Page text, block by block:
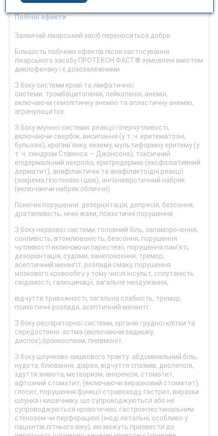
Побічні ефекти
Зазвичай лікарський засіб переноситься добре.
Більшість побічних ефектів після застосування
лікарського засобу ПРОТЕКОН ФАСТ® зумовлені вмістом
диклофенаку і є дозозалежними.
З боку системи крові та лімфатичної
системи: тромбоцитопенія, лейкопенія, анемія,
включаючи гемолітичну анемію та апластичну анемію,
агранулоцитоз.
З боку імунної системи: реакції гіперчутливості,
включаючи свербіж, висипання (у т. ч. еритематозні,
бульозні), кропив’янку, екзему, мультиформну еритему (у
т. ч. синдром Стівенса — Джонсона), токсичний
епідермальний некроліз, еритродермію (ексфоліативний
дерматит), анафілактичні та анафілактоїдні реакції
(зокрема гіпотензію і шок), ангіоневротичний набряк
(включаючи набряк обличчя).
Психічні порушення: дезорієнтація, депресія, безсоння,
дратівливість, нічні жахи, психотичні порушення.
З боку нервової системи: головний біль, запаморочення,
сонливість, втомлюваність, безсоння, порушення
чутливості включаючи парестезії, порушення пам’яті,
дезорієнтація, судоми, занепокоєння, тремор,
асептичний менінгіт, розлади смаку, порушення
мозкового кровообігу у тому числі інсульт, сплутаність
свідомості, галюцинації, загальне нездужання,
відчуття тривожності, загальна слабкість, тремор,
психотичні розлади, асептичний менінгіт.
З боку респіраторної системи, органів грудної клітки та
середостіння: астма (включаючи задишку,
диспое),бронхоспазм, пневмоніт.
З боку шлунково-кишкового тракту: абдомінальний біль,
нудота, блювання, діарея, відчуття спазмів, диспепсія,
здуття живота, метеоризм, анорексія, стоматит,
афтозний стоматит, (включаючи виразковий стоматит),
глосит, порушення функції стравоходу, гастрит, виразки
шлунка і кишечнику, що супроводжуються або не
супроводжуються кровотечею, гастроінтестинальним
стенозом чи перфорацією (іноді летальні, особливо у
пацієнтів літнього віку), які можуть призвести до